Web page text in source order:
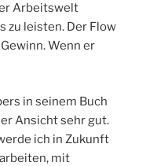
Arbeitswelt
zu leisten. Der Flow
Wenn er
in seinem Buch
Ansicht sehr gut.
ich in Zukunft
mit